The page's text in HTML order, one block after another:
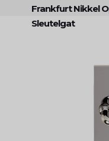
Frankfurt Nikkel
Sleutelgat